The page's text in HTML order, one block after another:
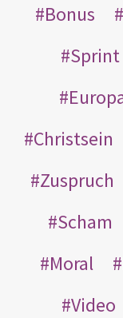
Bonus
Sprint
Christsein
Zuspruch
Scham
Moral
Video